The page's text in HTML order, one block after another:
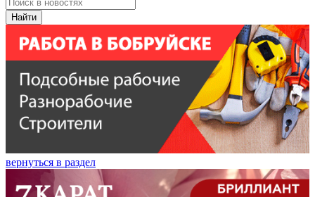
Найти
вернуться в раздел